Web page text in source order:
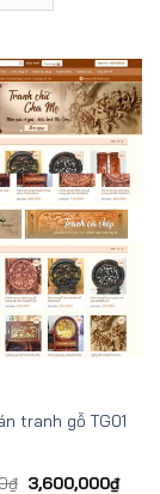
tranh gỗ TG01
₫ 3,600,000₫